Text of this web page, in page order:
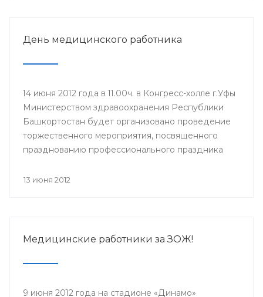
выпускники 2012 года.
День медицинского работника
14 июня 2012 года в 11.00ч. в Конгресс-холле г.Уфы
Министерством здравоохранения Республики
Башкортостан будет организовано проведение
торжественного мероприятия, посвященного
празднованию профессионального праздника
участия в мероприятии приглашены
государственных унитарных предприятий,
13 июня 2012
Медицинские работники за ЗОЖ!
9 июня 2012 года на стадионе «Динамо»